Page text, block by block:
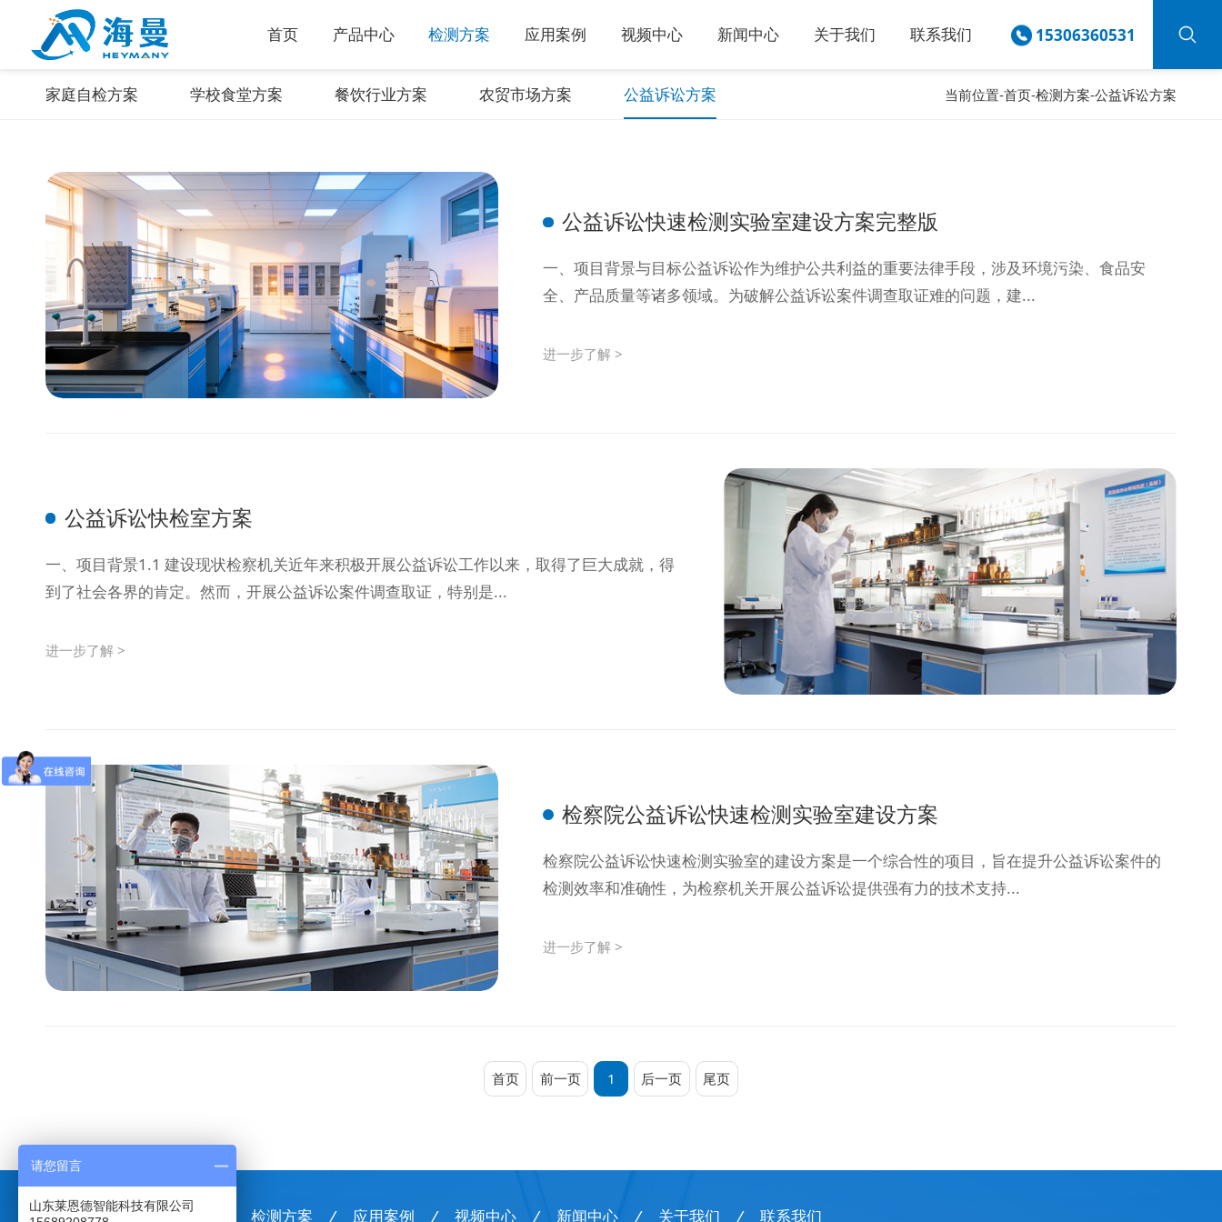
首页 产品中心 检测方案 应用案例 视频中心 新闻中心 关于我们 联系我们 15306360531
家庭自检方案 学校食堂方案 餐饮行业方案 农贸市场方案 公益诉讼方案 当前位置-首页-检测方案-公益诉讼方案
公益诉讼快速检测实验室建设方案完整版
一、项目背景与目标公益诉讼作为维护公共利益的重要法律手段，涉及环境污染、食品安
全、产品质量等诸多领域。为破解公益诉讼案件调查取证难的问题，建...
进一步了解 >
公益诉讼快检室方案
一、项目背景1.1 建设现状检察机关近年来积极开展公益诉讼工作以来，取得了巨大成就，得
到了社会各界的肯定。然而，开展公益诉讼案件调查取证，特别是...
进一步了解 >
检察院公益诉讼快速检测实验室建设方案
检察院公益诉讼快速检测实验室的建设方案是一个综合性的项目，旨在提升公益诉讼案件的
检测效率和准确性，为检察机关开展公益诉讼提供强有力的技术支持...
进一步了解 >
首页 前一页 1 后一页 尾页
首页 / 产品中心 检测方案 / 应用案例 / 视频中心 / 新闻中心 / 关于我们 / 联系我们
请您留言
山东莱恩德智能科技有限公司